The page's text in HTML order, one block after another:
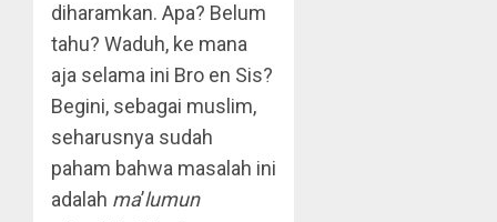
diharamkan. Apa? Belum
tahu? Waduh, ke mana
aja selama ini Bro en Sis?
Begini, sebagai muslim,
seharusnya sudah
paham bahwa masalah ini
adalah ma’lumun